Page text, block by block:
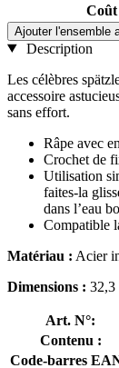
Ajouter l'ensemble
Description
Les célèbres
accessoire
sans effort.
Râpe avec
Crochet de
Utilisation
faites-la
dans l’eau
Compatible
Matériau : Acier
Dimensions : 32,3
Art. N°:
Contenu :
Code-barres